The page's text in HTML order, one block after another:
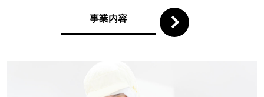
事業内容